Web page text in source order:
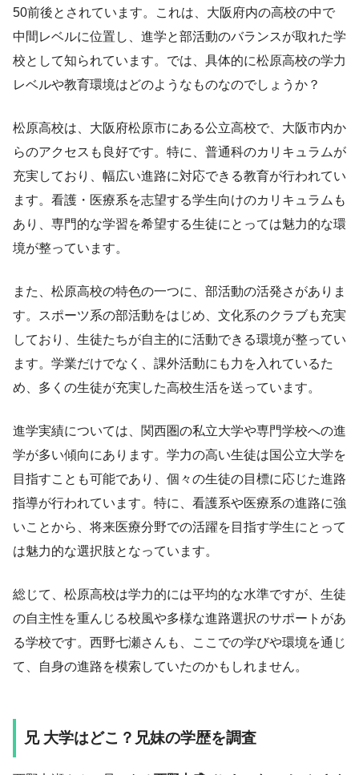
50前後とされています。これは、大阪府内の高校の中で
中間レベルに位置し、進学と部活動のバランスが取れた学
校として知られています。では、具体的に松原高校の学力
レベルや教育環境はどのようなものなのでしょうか？
松原高校は、大阪府松原市にある公立高校で、大阪市内か
らのアクセスも良好です。特に、普通科のカリキュラムが
充実しており、幅広い進路に対応できる教育が行われてい
ます。看護・医療系を志望する学生向けのカリキュラムも
あり、専門的な学習を希望する生徒にとっては魅力的な環
境が整っています。
また、松原高校の特色の一つに、部活動の活発さがありま
す。スポーツ系の部活動をはじめ、文化系のクラブも充実
しており、生徒たちが自主的に活動できる環境が整ってい
ます。学業だけでなく、課外活動にも力を入れているた
め、多くの生徒が充実した高校生活を送っています。
進学実績については、関西圏の私立大学や専門学校への進
学が多い傾向にあります。学力の高い生徒は国公立大学を
目指すことも可能であり、個々の生徒の目標に応じた進路
指導が行われています。特に、看護系や医療系の進路に強
いことから、将来医療分野での活躍を目指す学生にとって
は魅力的な選択肢となっています。
総じて、松原高校は学力的には平均的な水準ですが、生徒
の自主性を重んじる校風や多様な進路選択のサポートがあ
る学校です。西野七瀬さんも、ここでの学びや環境を通じ
て、自身の進路を模索していたのかもしれません。
兄 大学はどこ？兄妹の学歴を調査